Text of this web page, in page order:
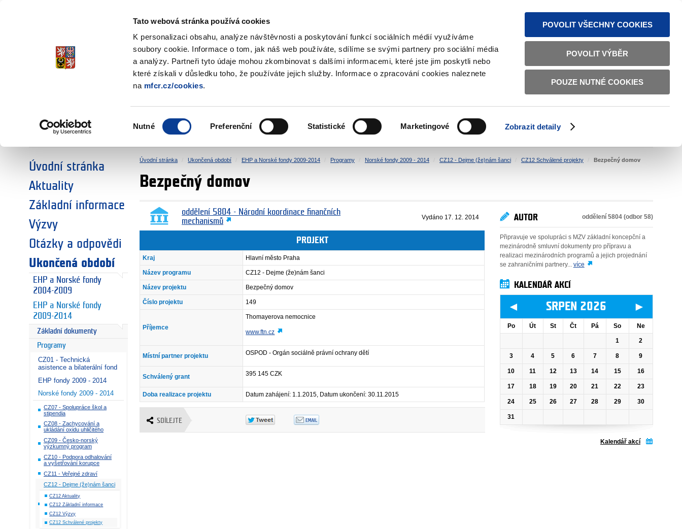
Tato webová stránka používá cookies
K personalizaci obsahu, analýze návštěvnosti a poskytování funkcí sociálních médií využíváme
soubory cookie. Informace o tom, jak náš web používáte, sdílíme se svými partnery pro sociální média
a analýzy. Partneři tyto údaje mohou zkombinovat s dalšími informacemi, které jste jim poskytli nebo
které získali v důsledku toho, že používáte jejich služby. Informace o zpracování cookies naleznete
na mfcr.cz/cookies.
souhlasu
Nutné Preferenční Statistické Marketingové Zobrazit detaily
POVOLIT VŠECHNY COOKIES
POVOLIT VÝBĚR
POUZE NUTNÉ COOKIES
TEXTOVÁ VERZE ČESKY ENGLISH
Fondy EHP a Norska
ZVOLTE SI OBLAST:
SOCIÁLNÍ DIALOG ŽIVOTNÍ PROSTŘEDÍ LIDSKÁ PRÁVA SPRAVEDLNOST VNITŘNÍ VĚCI BILATERÁLNÍ SPOLUPRÁCE
Úvodní stránka
Aktuality
Základní informace
Výzvy
Otázky a odpovědi
Ukončená období
EHP a Norské fondy
2004-2009
EHP a Norské fondy
2009-2014
Základní dokumenty
Programy
CZ01 - Technická
asistence a bilaterální fond
EHP fondy 2009 - 2014
Norské fondy 2009 - 2014
CZ07 - Spolupráce škol a
stipendia
CZ08 - Zachycování a
ukládání oxidu uhličitého
CZ09 - Česko-norský
výzkumný program
CZ10 - Podpora odhalování
a vyšetřování korupce
CZ11 - Veřejné zdraví
CZ12 - Dejme (že)nám šanci
CZ12 Aktuality
CZ12 Základní informace
CZ12 Výzvy
CZ12 Schválené projekty
Úvodní stránka Ukončená období EHP a Norské fondy 2009-2014 Programy Norské fondy 2009 - 2014 CZ12 - Dejme (že)nám šanci CZ12 Schválené projekty Bezpečný domov
Bezpečný domov
oddělení 5804 - Národní koordinace finančních
mechanismů
Vydáno 17. 12. 2014
PROJEKT
Kraj Hlavní město Praha
Název programu CZ12 - Dejme (že)nám šanci
Název projektu Bezpečný domov
Číslo projektu 149
Příjemce
Thomayerova nemocnice
www.ftn.cz
Místní partner projektu OSPOD - Orgán sociálně právní ochrany dětí
Schválený grant 395 145 CZK
Doba realizace projektu Datum zahájení: 1.1.2015, Datum ukončení: 30.11.2015
SDÍLEJTE
AUTOR oddělení 5804 (odbor 58)
Připravuje ve spolupráci s MZV základní koncepční a
mezinárodně smluvní dokumenty pro přípravu a
realizaci mezinárodních programů a jejich projednání
se zahraničními partnery... více
KALENDÁŘ AKCÍ
◄ SRPEN 2026 ►
Po Út St Čt Pá So Ne
1 2
3 4 5 6 7 8 9
10 11 12 13 14 15 16
17 18 19 20 21 22 23
24 25 26 27 28 29 30
31
Kalendář akcí